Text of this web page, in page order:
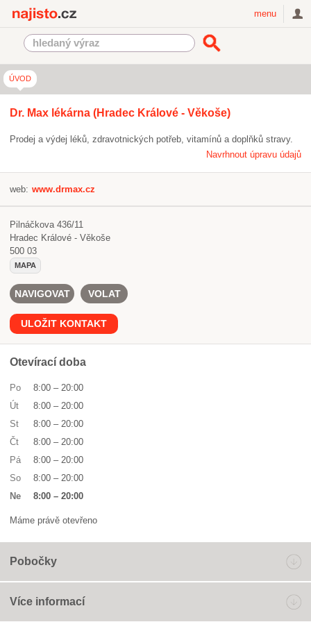
menu
ÚVOD
Dr. Max lékárna (Hradec Králové - Věkoše)
Prodej a výdej léků, zdravotnických potřeb, vitamínů a doplňků stravy.
Navrhnout úpravu údajů
web: www.drmax.cz
Pilnáčkova 436/11
Hradec Králové - Věkoše
500 03
MAPA
NAVIGOVAT VOLAT
ULOŽIT KONTAKT
Otevírací doba
Po 8:00 – 20:00
Út
8:00 – 20:00
St
8:00 – 20:00
Čt
8:00 – 20:00
Pá
8:00 – 20:00
So
8:00 – 20:00
Ne
8:00 – 20:00
Máme právě otevřeno
Pobočky
Více informací